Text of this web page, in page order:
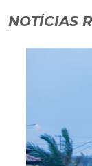
NOTÍCIAS